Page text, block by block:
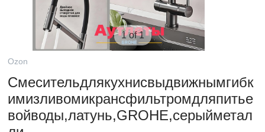
1 of 1
Ozon
Смесительдлякухнисвыдвижнымгибк
имизливомикрансфильтромдляпитье
войводы,латунь,GROHE,cерыйметал